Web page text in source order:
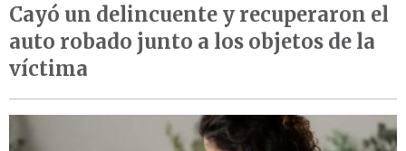
Cayó un delincuente y recuperaron el
auto robado junto a los objetos de la
víctima